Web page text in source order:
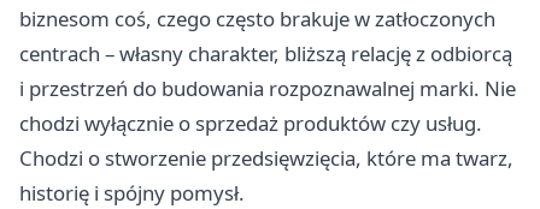
biznesom coś, czego często brakuje w zatłoczonych
centrach – własny charakter, bliższą relację z odbiorcą
i przestrzeń do budowania rozpoznawalnej marki. Nie
chodzi wyłącznie o sprzedaż produktów czy usług.
Chodzi o stworzenie przedsięwzięcia, które ma twarz,
historię i spójny pomysł.